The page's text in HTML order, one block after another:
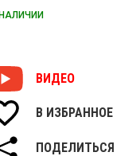
ВИДЕО
В ИЗБРАННОЕ
ПОДЕЛИТЬСЯ